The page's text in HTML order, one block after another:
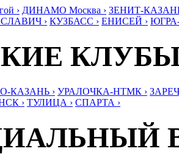
› ДИНАМО Москва › ЗЕНИТ-
› КУЗБАСС › ЕНИСЕЙ ›
КАЗАНЬ › УРАЛОЧКА-НТМК ›
› ТУЛИЦА › СПАРТА ›